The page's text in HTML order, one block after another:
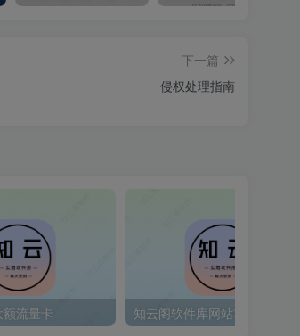
下一篇
侵权处理指南
流量卡 知云阁软件库网站功能亮点说明